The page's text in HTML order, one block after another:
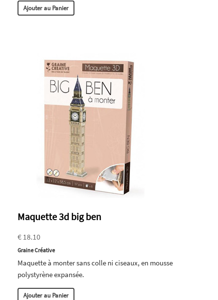
Ajouter au Panier
Maquette 3d big ben
€ 18.10
Graine Créative
Maquette à monter sans colle ni ciseaux, en mousse
polystyrène expansée.
Ajouter au Panier